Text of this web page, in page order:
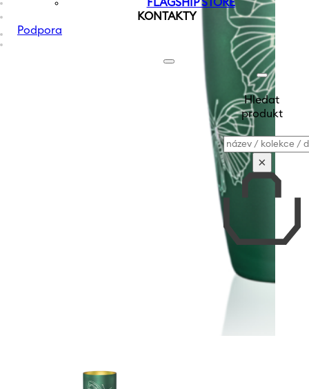
FLAGSHIP STORE
KONTAKTY
Podpora
Hledat
produkt
Vyhledávání
×